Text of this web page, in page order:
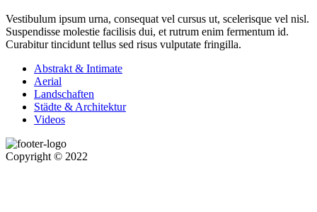
Vestibulum ipsum urna, consequat vel cursus ut, scelerisque vel nisl.
Suspendisse molestie facilisis dui, et rutrum enim fermentum id.
Curabitur tincidunt tellus sed risus vulputate fringilla.
Abstrakt & Intimate
Aerial
Landschaften
Städte & Architektur
Videos
Copyright © 2022